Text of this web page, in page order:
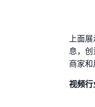
上面
息，
商家和
视频